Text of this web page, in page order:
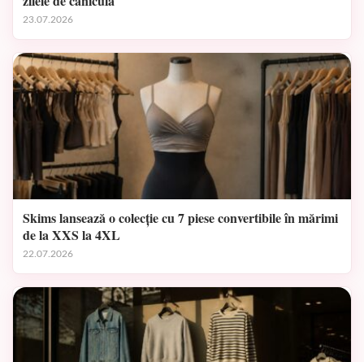
23.07.2026
Skims lansează o colecție cu 7 piese convertibile în mărimi
de la XXS la 4XL
22.07.2026